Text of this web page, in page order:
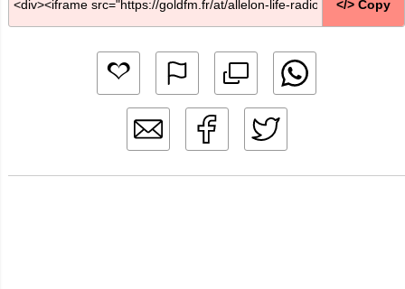
</> Copy